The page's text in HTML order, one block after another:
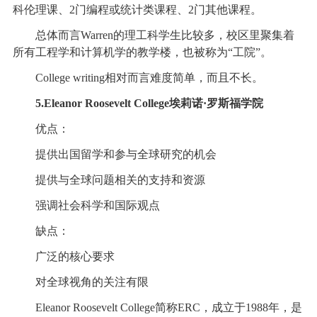
科伦理课、2门编程或统计类课程、2门其他课程。
总体而言Warren的理工科学生比较多，校区里聚集着
所有工程学和计算机学的教学楼，也被称为“工院”。
College writing相对而言难度简单，而且不长。
5.Eleanor Roosevelt College埃莉诺·罗斯福学院
优点：
提供出国留学和参与全球研究的机会
提供与全球问题相关的支持和资源
强调社会科学和国际观点
缺点：
广泛的核心要求
对全球视角的关注有限
Eleanor Roosevelt College简称ERC，成立于1988年，是